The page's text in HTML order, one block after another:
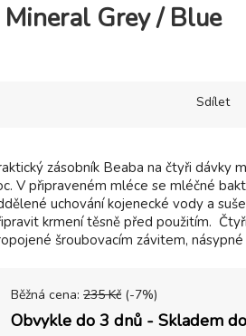
Grey / Blue
zásobník Beaba na čtyři dávky
V připraveném mléce se mléčné
uchování kojenecké vody a
krmení těsně před použitím.
šroubovacím závitem, násypné
Běžná cena: 235 Kč (-7%)
Obvykle do 3 dnů - Skladem
Sdílet